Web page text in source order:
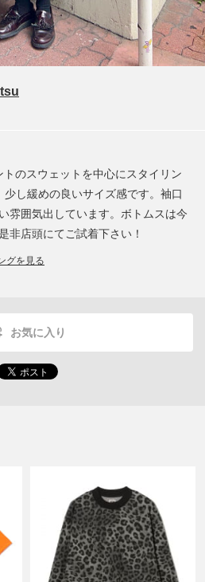
トのスウェットを中心にスタイリン
し緩めの良いサイズ感です。袖口
雰囲気出しています。ボトムスは今
非店頭にてご試着下さい！
グを見る
お気に入り